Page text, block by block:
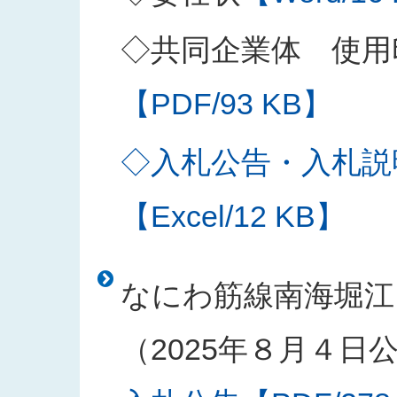
◇共同企業体 使用
【PDF/93 KB】
◇入札公告・入札
【Excel/12 KB】
なにわ筋線南海堀
（2025年８月４日